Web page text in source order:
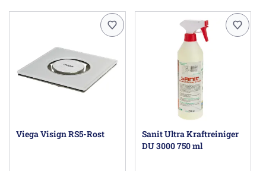
Viega Visign RS5-Rost
Sanit Ultra Kraftreiniger
DU 3000 750 ml